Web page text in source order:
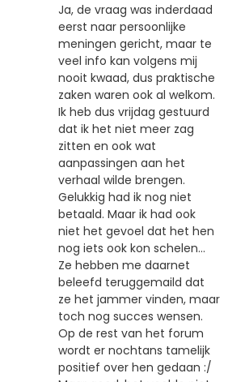
Ja, de vraag was inderdaad
eerst naar persoonlijke
meningen gericht, maar te
veel info kan volgens mij
nooit kwaad, dus praktische
zaken waren ook al welkom.
Ik heb dus vrijdag gestuurd
dat ik het niet meer zag
zitten en ook wat
aanpassingen aan het
verhaal wilde brengen.
Gelukkig had ik nog niet
betaald. Maar ik had ook
niet het gevoel dat het hen
nog iets ook kon schelen...
Ze hebben me daarnet
beleefd teruggemaild dat
ze het jammer vinden, maar
toch nog succes wensen.
Op de rest van het forum
wordt er nochtans tamelijk
positief over hen gedaan :/